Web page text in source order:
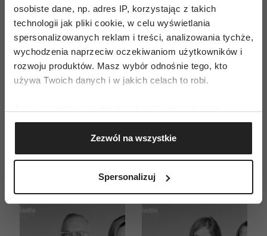
osobiste dane, np. adres IP, korzystając z takich
technologii jak pliki cookie, w celu wyświetlania
spersonalizowanych reklam i treści, analizowania tychże,
wychodzenia naprzeciw oczekiwaniom użytkowników i
rozwoju produktów. Masz wybór odnośnie tego, kto
używa Twoich danych i w jakich celach to robi.
Gromadzić dane dotyczące Twojej lokalizacji
geograficznej z dokładnością nawet do kilku metrów
Identyfikować Twoje urządzenie, aktywnie
(fingerprinting, czyli wirtualny odcisk palca)
dane są przetwarzane oraz ustaw własne preferencje w
. W Deklaracji plików cookie możesz
Zezwól na wszystkie
Spersonalizuj
„Pogubiło mi się wiele
wierzy
życiowe i z czym
poszedł na terapię? |
człowiekiem”, odc. 19
„Nic tak nie czyści
rower elektryczny nie
sposób podróżowania |
Wszystkimi zmysłami